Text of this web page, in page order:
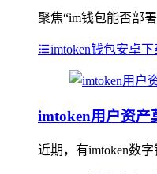
聚焦“im钱包能否部
imtoken钱包安卓下
imtoken用户资产
近期，有imtoken数